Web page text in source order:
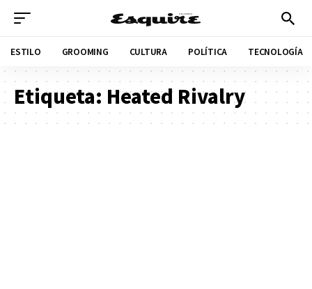
ESTILO GROOMING CULTURA POLÍTICA TECNOLOGÍA
Etiqueta: Heated Rivalry